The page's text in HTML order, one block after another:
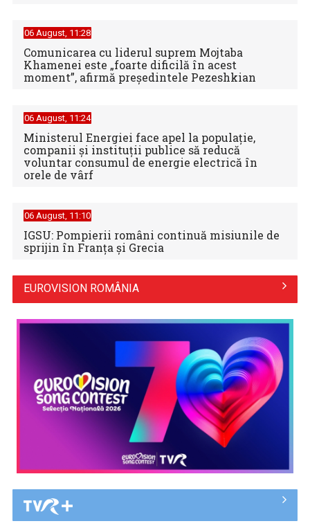
06 August, 11:28
Comunicarea cu liderul suprem Mojtaba
Khamenei este „foarte dificilă în acest
moment”, afirmă preşedintele Pezeshkian
06 August, 11:24
Ministerul Energiei face apel la populație,
companii și instituții publice să reducă
voluntar consumul de energie electrică în
orele de vârf
06 August, 11:10
IGSU: Pompierii români continuă misiunile de
sprijin în Franţa şi Grecia
EUROVISION ROMÂNIA